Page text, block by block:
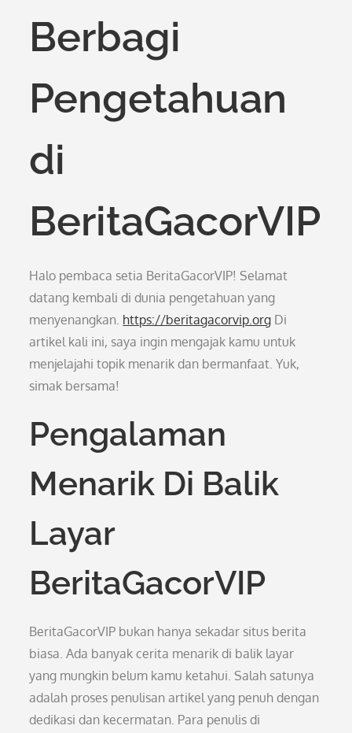
Berbagi
Pengetahuan
di
BeritaGacorVIP
Halo pembaca setia BeritaGacorVIP! Selamat
datang kembali di dunia pengetahuan yang
menyenangkan. https://beritagacorvip.org Di
artikel kali ini, saya ingin mengajak kamu untuk
menjelajahi topik menarik dan bermanfaat. Yuk,
simak bersama!
Pengalaman
Menarik Di Balik
Layar
BeritaGacorVIP
BeritaGacorVIP bukan hanya sekadar situs berita
biasa. Ada banyak cerita menarik di balik layar
yang mungkin belum kamu ketahui. Salah satunya
adalah proses penulisan artikel yang penuh dengan
dedikasi dan kecermatan. Para penulis di